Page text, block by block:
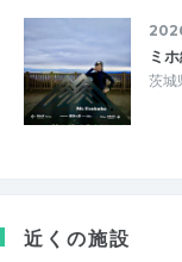
ミ
茨城
近くの施設